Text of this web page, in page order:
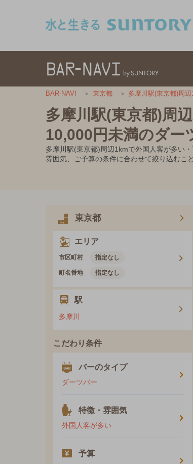
BAR-NAVI 東京都 多摩川駅(東京都)周辺
多摩川駅(東京都)周
10,000円未満のダー
多摩川駅(東京都)周辺1kmで外国人客が多い
雰囲気、ご予算の条件に合わせて絞り込むこ
東京都
エリア
市区町村 指定なし
町名番地 指定なし
駅
多摩川
こだわり条件
バーのタイプ
ダーツバー
特徴・雰囲気
外国人客が多い
予算